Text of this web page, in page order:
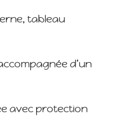
tableau
d’un
avec protection